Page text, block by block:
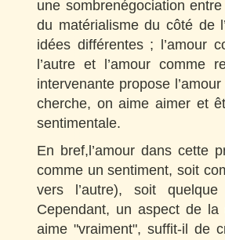
une sombrenégociation
du matérialisme du côté de
idées différentes ; l’amour
l’autre et l’amour comme
intervenante propose
cherche, on aime aimer et
sentimentale.
En bref,l’amour dans cette
comme un sentiment, soit
vers l’autre), soit
Cependant, un aspect de
aime "vraiment", suffit-il de